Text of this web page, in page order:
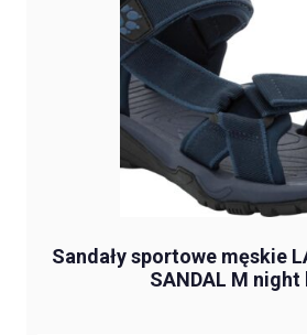
Sandały sportowe męskie
SANDAL M night